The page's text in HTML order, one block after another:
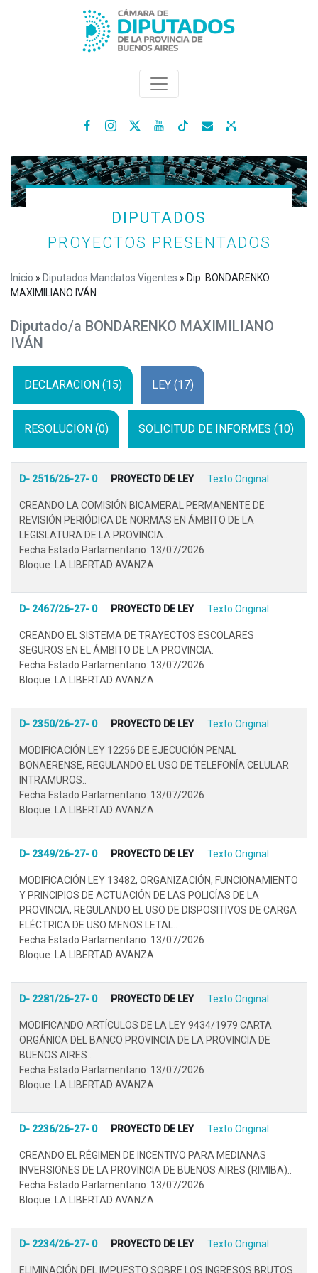
   
DIPUTADOS
PROYECTOS PRESENTADOS
Inicio » Diputados Mandatos Vigentes » Dip. BONDARENKO
MAXIMILIANO IVÁN
Diputado/a BONDARENKO MAXIMILIANO
IVÁN
DECLARACION (15) LEY (17)
RESOLUCION (0) SOLICITUD DE INFORMES (10)
D- 2516/26-27- 0 PROYECTO DE LEY Texto Original
CREANDO LA COMISIÓN BICAMERAL PERMANENTE DE
REVISIÓN PERIÓDICA DE NORMAS EN ÁMBITO DE LA
LEGISLATURA DE LA PROVINCIA..
Fecha Estado Parlamentario: 13/07/2026
Bloque: LA LIBERTAD AVANZA
D- 2467/26-27- 0 PROYECTO DE LEY Texto Original
CREANDO EL SISTEMA DE TRAYECTOS ESCOLARES
SEGUROS EN EL ÁMBITO DE LA PROVINCIA.
Fecha Estado Parlamentario: 13/07/2026
Bloque: LA LIBERTAD AVANZA
D- 2350/26-27- 0 PROYECTO DE LEY Texto Original
MODIFICACIÓN LEY 12256 DE EJECUCIÓN PENAL
BONAERENSE, REGULANDO EL USO DE TELEFONÍA CELULAR
INTRAMUROS..
Fecha Estado Parlamentario: 13/07/2026
Bloque: LA LIBERTAD AVANZA
D- 2349/26-27- 0 PROYECTO DE LEY Texto Original
MODIFICACIÓN LEY 13482, ORGANIZACIÓN, FUNCIONAMIENTO
Y PRINCIPIOS DE ACTUACIÓN DE LAS POLICÍAS DE LA
PROVINCIA, REGULANDO EL USO DE DISPOSITIVOS DE CARGA
ELÉCTRICA DE USO MENOS LETAL..
Fecha Estado Parlamentario: 13/07/2026
Bloque: LA LIBERTAD AVANZA
D- 2281/26-27- 0 PROYECTO DE LEY Texto Original
MODIFICANDO ARTÍCULOS DE LA LEY 9434/1979 CARTA
ORGÁNICA DEL BANCO PROVINCIA DE LA PROVINCIA DE
BUENOS AIRES..
Fecha Estado Parlamentario: 13/07/2026
Bloque: LA LIBERTAD AVANZA
D- 2236/26-27- 0 PROYECTO DE LEY Texto Original
CREANDO EL RÉGIMEN DE INCENTIVO PARA MEDIANAS
INVERSIONES DE LA PROVINCIA DE BUENOS AIRES (RIMIBA)..
Fecha Estado Parlamentario: 13/07/2026
Bloque: LA LIBERTAD AVANZA
D- 2234/26-27- 0 PROYECTO DE LEY Texto Original
ELIMINACIÓN DEL IMPUESTO SOBRE LOS INGRESOS BRUTOS